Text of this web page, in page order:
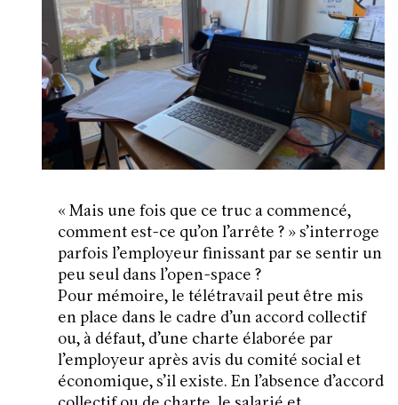
« Mais une fois que ce truc a commencé,
comment est-ce qu’on l’arrête ? » s’interroge
parfois l’employeur finissant par se sentir un
peu seul dans l’open-space ?
Pour mémoire, le télétravail peut être mis
en place dans le cadre d’un accord collectif
ou, à défaut, d’une charte élaborée par
l’employeur après avis du comité social et
économique, s’il existe. En l’absence d’accord